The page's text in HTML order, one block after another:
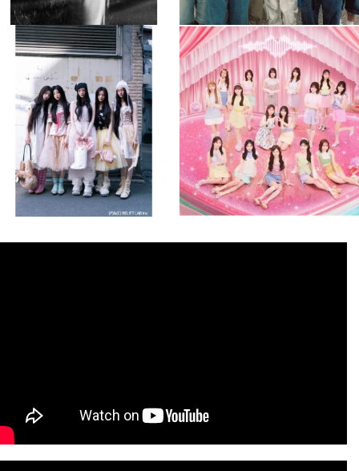
musicjapantv
💡8月特番放送決定！
8月 4
2 0
musicjapantv
💡8月特番放送決定！
...
8月 4
2 0